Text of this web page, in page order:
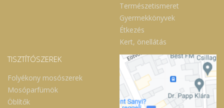
Természetismeret
Gyermekkönyvek
Étkezés
Kert, önellátás
TISZTÍTÓSZEREK
Folyékony mosószerek
Mosóparfümök
Öblítők